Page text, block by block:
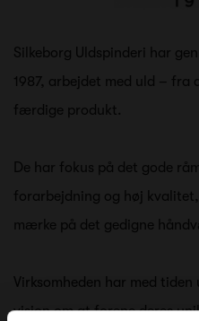
Silkeborg Uldspinderi har
1987, arbejdet med uld – fra
færdige produkt.
De har fokus på det gode
forarbejdning og høj
mærke på det gedigne
Virksomheden har med
vision om at forene deres